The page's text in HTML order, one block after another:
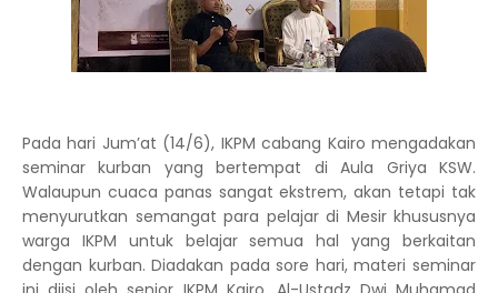
Pada hari Jum’at (14/6), IKPM cabang Kairo mengadakan
seminar kurban yang bertempat di Aula Griya KSW.
Walaupun cuaca panas sangat ekstrem, akan tetapi tak
menyurutkan semangat para pelajar di Mesir khususnya
warga IKPM untuk belajar semua hal yang berkaitan
dengan kurban. Diadakan pada sore hari, materi seminar